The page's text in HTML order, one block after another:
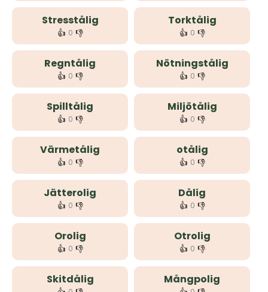
Stresstålig
👍 0 👎
Torktålig
👍 0 👎
Regntålig
👍 0 👎
Nötningstålig
👍 0 👎
Spilltålig
👍 0 👎
Miljötålig
👍 0 👎
Värmetålig
👍 0 👎
otålig
👍 0 👎
Jätterolig
👍 0 👎
Dålig
👍 0 👎
Orolig
👍 0 👎
Otrolig
👍 0 👎
Skitdålig Mångpolig